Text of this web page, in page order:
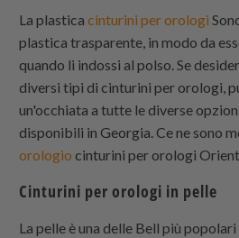
La plasticacinturini per orologi
plastica trasparente, in modo da
quando li indossi al polso. Se
diversi tipi di cinturini per orologi,
un'occhiata a tutte le diverse
disponibili in Georgia. Ce ne sono
orologio cinturini per orologi
Cinturini per orologi in pelle
La pelle è una delle Bell più